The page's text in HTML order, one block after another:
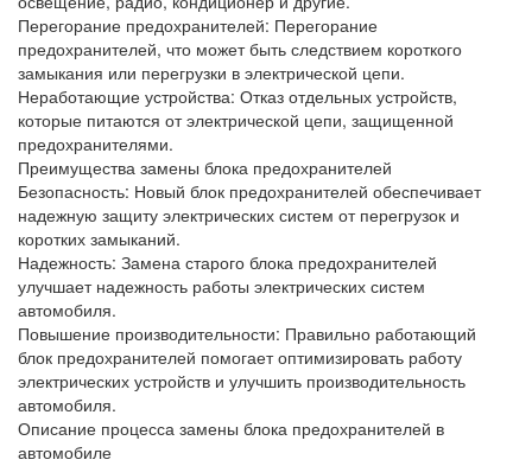
Перегорание предохранителей: Перегорание
предохранителей, что может быть следствием короткого
замыкания или перегрузки в электрической цепи.
Неработающие устройства: Отказ отдельных устройств,
которые питаются от электрической цепи, защищенной
предохранителями.
Преимущества замены блока предохранителей
Безопасность: Новый блок предохранителей обеспечивает
надежную защиту электрических систем от перегрузок и
коротких замыканий.
Надежность: Замена старого блока предохранителей
улучшает надежность работы электрических систем
автомобиля.
Повышение производительности: Правильно работающий
блок предохранителей помогает оптимизировать работу
электрических устройств и улучшить производительность
автомобиля.
Описание процесса замены блока предохранителей в
автомобиле